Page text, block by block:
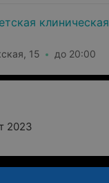
клиническая
15 до 20:00
2023